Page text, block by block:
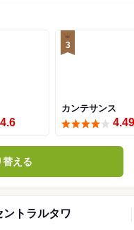
4.6
3
カンテサンス
4.49
替える
トラルタワ